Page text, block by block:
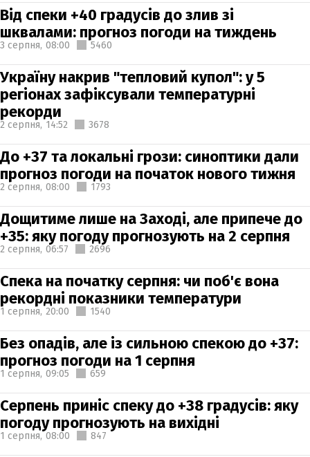
Від спеки +40 градусів до злив зі
шквалами: прогноз погоди на тиждень
3 серпня, 08:00 5460
Україну накрив "тепловий купол": у 5
регіонах зафіксували температурні
рекорди
2 серпня, 14:52 3678
До +37 та локальні грози: синоптики дали
прогноз погоди на початок нового тижня
2 серпня, 08:00 1793
Дощитиме лише на Заході, але припече до
+35: яку погоду прогнозують на 2 серпня
2 серпня, 06:57 2696
Спека на початку серпня: чи поб'є вона
рекордні показники температури
1 серпня, 20:00 1540
Без опадів, але із сильною спекою до +37:
прогноз погоди на 1 серпня
1 серпня, 09:05 659
Серпень приніс спеку до +38 градусів: яку
погоду прогнозують на вихідні
1 серпня, 08:00 847